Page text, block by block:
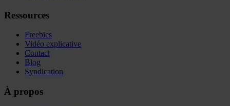
Ressources
Freebies
Vidéo explicative
Contact
Blog
Syndication
À propos